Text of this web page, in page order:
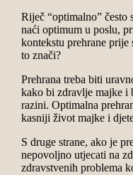
Riječ “optimalno”
naći optimum u poslu,
kontekstu prehrane prije
to znači?
Prehrana treba biti
kako bi zdravlje majke i
razini. Optimalna
kasniji život majke i
S druge strane, ako je
nepovoljno utjecati na
zdravstvenih problema